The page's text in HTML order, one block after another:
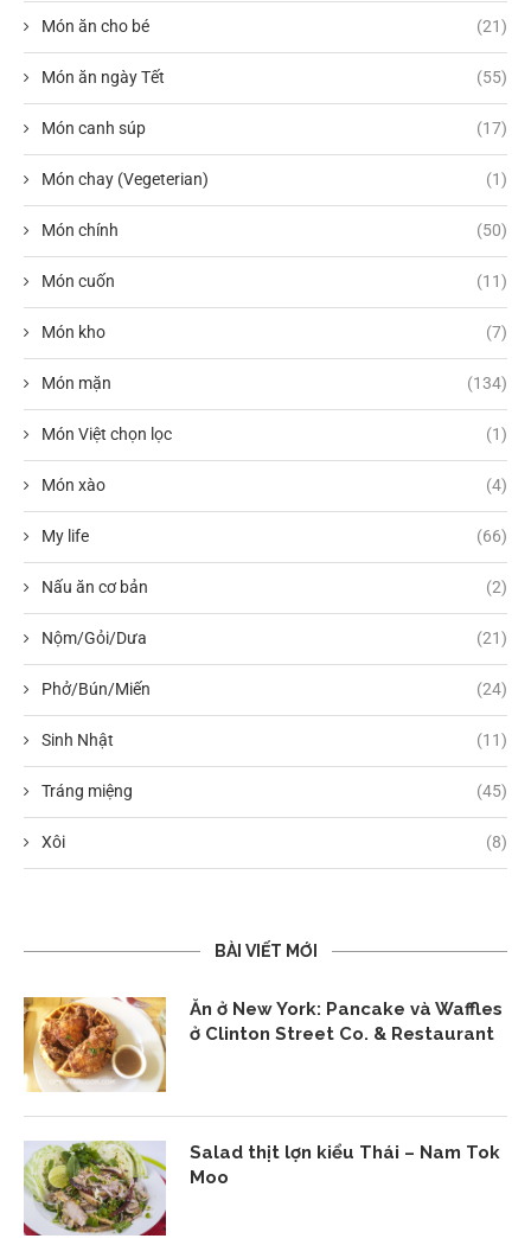
Món ăn cho bé (21)
Món ăn ngày Tết (55)
Món canh súp (17)
Món chay (Vegeterian) (1)
Món chính (50)
Món cuốn (11)
Món kho (7)
Món mặn (134)
Món Việt chọn lọc (1)
Món xào (4)
My life (66)
Nấu ăn cơ bản (2)
Nộm/Gỏi/Dưa (21)
Phở/Bún/Miến (24)
Sinh Nhật (11)
Tráng miệng (45)
Xôi (8)
BÀI VIẾT MỚI
Ăn ở New York: Pancake và Waffles
ở Clinton Street Co. & Restaurant
Salad thịt lợn kiểu Thái – Nam Tok
Moo